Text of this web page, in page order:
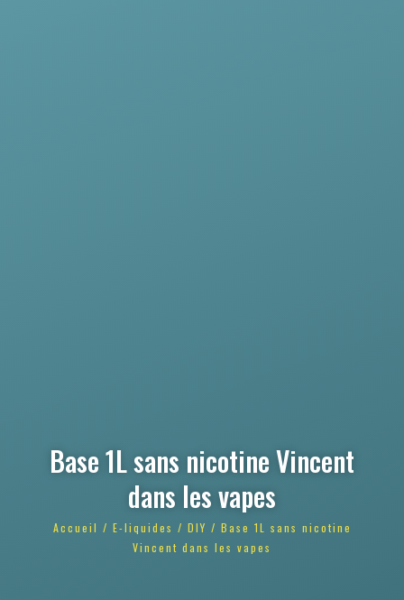
Base 1L sans nicotine Vincent
dans les vapes
Accueil / E-liquides / DIY / Base 1L sans nicotine
Vincent dans les vapes